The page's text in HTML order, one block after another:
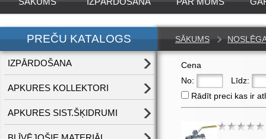
PREČU KATALOGS
IZPĀRDOŠANA
APKURES KOLLEKTORI
APKURES SIST.ŠĶIDRUMI
SĀKUMS
Cena
No:
Līdz:
Rādīt preci kas ir